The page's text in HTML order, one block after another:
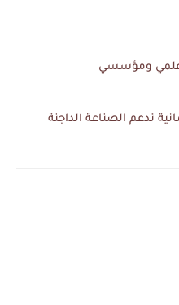
علمي ومؤسسي
تدعم الصناعة الداجنة